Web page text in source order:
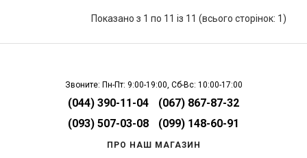
Показано з 1 по 11 із 11 (всього сторінок: 1)
Звоните: Пн-Пт: 9:00-19:00, Сб-Вс: 10:00-17:00
(044) 390-11-04
(067) 867-87-32
(093) 507-03-08
(099) 148-60-91
ПРО НАШ МАГАЗИН